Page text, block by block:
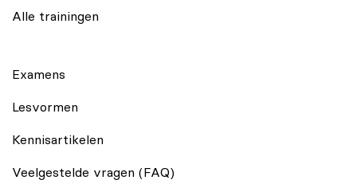
Alle trainingen
Examens
Lesvormen
Kennisartikelen
Veelgestelde vragen (FAQ)